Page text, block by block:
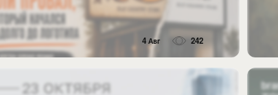
4 Авг 242